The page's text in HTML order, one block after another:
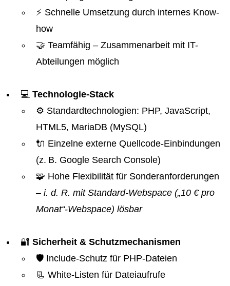
⚡ Schnelle Umsetzung durch internes Know-
how
🤝 Teamfähig – Zusammenarbeit mit IT-
Abteilungen möglich
💻 Technologie-Stack
⚙️ Standardtechnologien: PHP, JavaScript,
HTML5, MariaDB (MySQL)
🔌 Einzelne externe Quellcode-Einbindungen
(z. B. Google Search Console)
🧩 Hohe Flexibilität für Sonderanforderungen
– i. d. R. mit Standard-Webspace („10 € pro
Monat“-Webspace) lösbar
🔐 Sicherheit & Schutzmechanismen
🛡️ Include-Schutz für PHP-Dateien
📃 White-Listen für Dateiaufrufe